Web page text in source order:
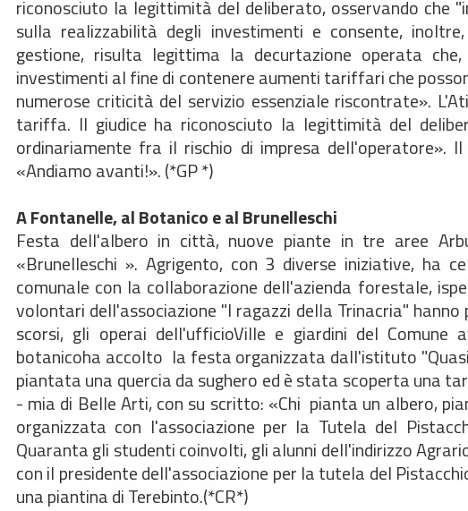
riconosciuto la legittimità del deliberato, osservando che
sulla realizzabilità degli investimenti e consente,
gestione, risulta legittima la decurtazione operata
investimenti al fine di contenere aumenti tariffari che
numerose criticità del servizio essenziale riscontrate».
tariffa. Il giudice ha riconosciuto la legittimità del
ordinariamente fra il rischio di impresa dell'operatore».
«Andiamo avanti!». (*GP *)
A Fontanelle, al Botanico e al Brunelleschi
Festa dell'albero in città, nuove piante in tre aree
«Brunelleschi ». Agrigento, con 3 diverse iniziative, ha
comunale con la collaborazione dell'azienda forestale,
volontari dell'associazione "I ragazzi della Trinacria"
scorsi, gli operai dell'ufficioVille e giardini del
botanicoha accolto la festa organizzata dall'istituto
piantata una quercia da sughero ed è stata scoperta una
- mia di Belle Arti, con su scritto: «Chi pianta un albero,
organizzata con l'associazione per la Tutela del
Quaranta gli studenti coinvolti, gli alunni dell'indirizzo
con il presidente dell'associazione per la tutela del
una piantina di Terebinto.(*CR*)